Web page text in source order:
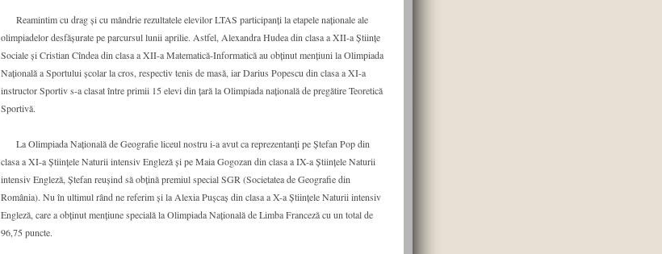
Reamintim cu drag și cu mândrie rezultatele elevilor LTAS participanți la etapele naționale ale
olimpiadelor desfășurate pe parcursul lunii aprilie. Astfel, Alexandra Hudea din clasa a XII-a Științe
Sociale și Cristian Cîndea din clasa a XII-a Matematică-Informatică au obținut mențiuni la Olimpiada
Națională a Sportului școlar la cros, respectiv tenis de masă, iar Darius Popescu din clasa a XI-a
instructor Sportiv s-a clasat între primii 15 elevi din țară la Olimpiada națională de pregătire Teoretică
Sportivă.
La Olimpiada Națională de Geografie liceul nostru i-a avut ca reprezentanți pe Ștefan Pop din
clasa a XI-a Științele Naturii intensiv Engleză și pe Maia Gogozan din clasa a IX-a Științele Naturii
intensiv Engleză, Ștefan reușind să obțină premiul special SGR (Societatea de Geografie din
România). Nu în ultimul rând ne referim și la Alexia Pușcaș din clasa a X-a Științele Naturii intensiv
Engleză, care a obținut mențiune specială la Olimpiada Națională de Limba Franceză cu un total de
96,75 puncte.